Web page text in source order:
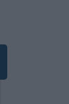
Νεκροί